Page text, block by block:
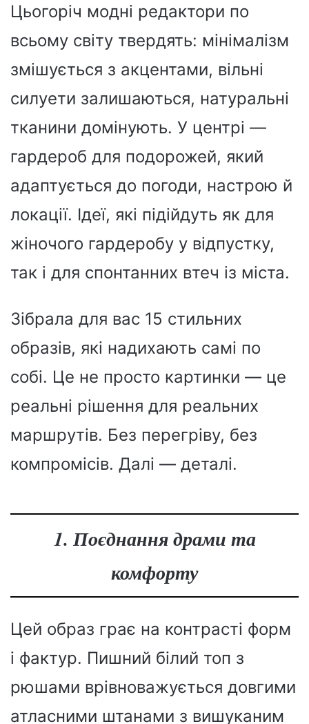
Цьогоріч модні редактори по
всьому світу твердять: мінімалізм
змішується з акцентами, вільні
силуети залишаються, натуральні
тканини домінують. У центрі —
гардероб для подорожей, який
адаптується до погоди, настрою й
локації. Ідеї, які підійдуть як для
жіночого гардеробу у відпустку,
так і для спонтанних втеч із міста.
Зібрала для вас 15 стильних
образів, які надихають самі по
собі. Це не просто картинки — це
реальні рішення для реальних
маршрутів. Без перегріву, без
компромісів. Далі — деталі.
1. Поєднання драми та
комфорту
Цей образ грає на контрасті форм
і фактур. Пишний білий топ з
рюшами врівноважується довгими
атласними штанами з вишуканим